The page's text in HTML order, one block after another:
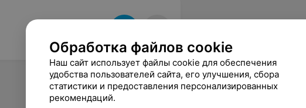
Обработка файлов cookie
Наш сайт использует файлы cookie для обеспечения
удобства пользователей сайта, его улучшения, сбора
статистики и предоставления персонализированных
рекомендаций.